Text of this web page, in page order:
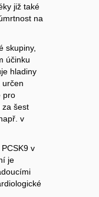
již také
na
skupiny,
účinku
hladiny
určen
pro
za šest
v
v
je